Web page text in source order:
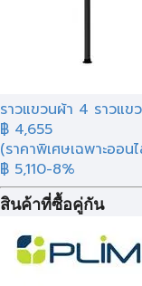
ราวแขวนผ้า 4 ราวแข
฿ 4,655
(ราคาพิเศษเฉพาะออน
฿ 5,110-8%
สินค้าที่ซื้อคู่กัน